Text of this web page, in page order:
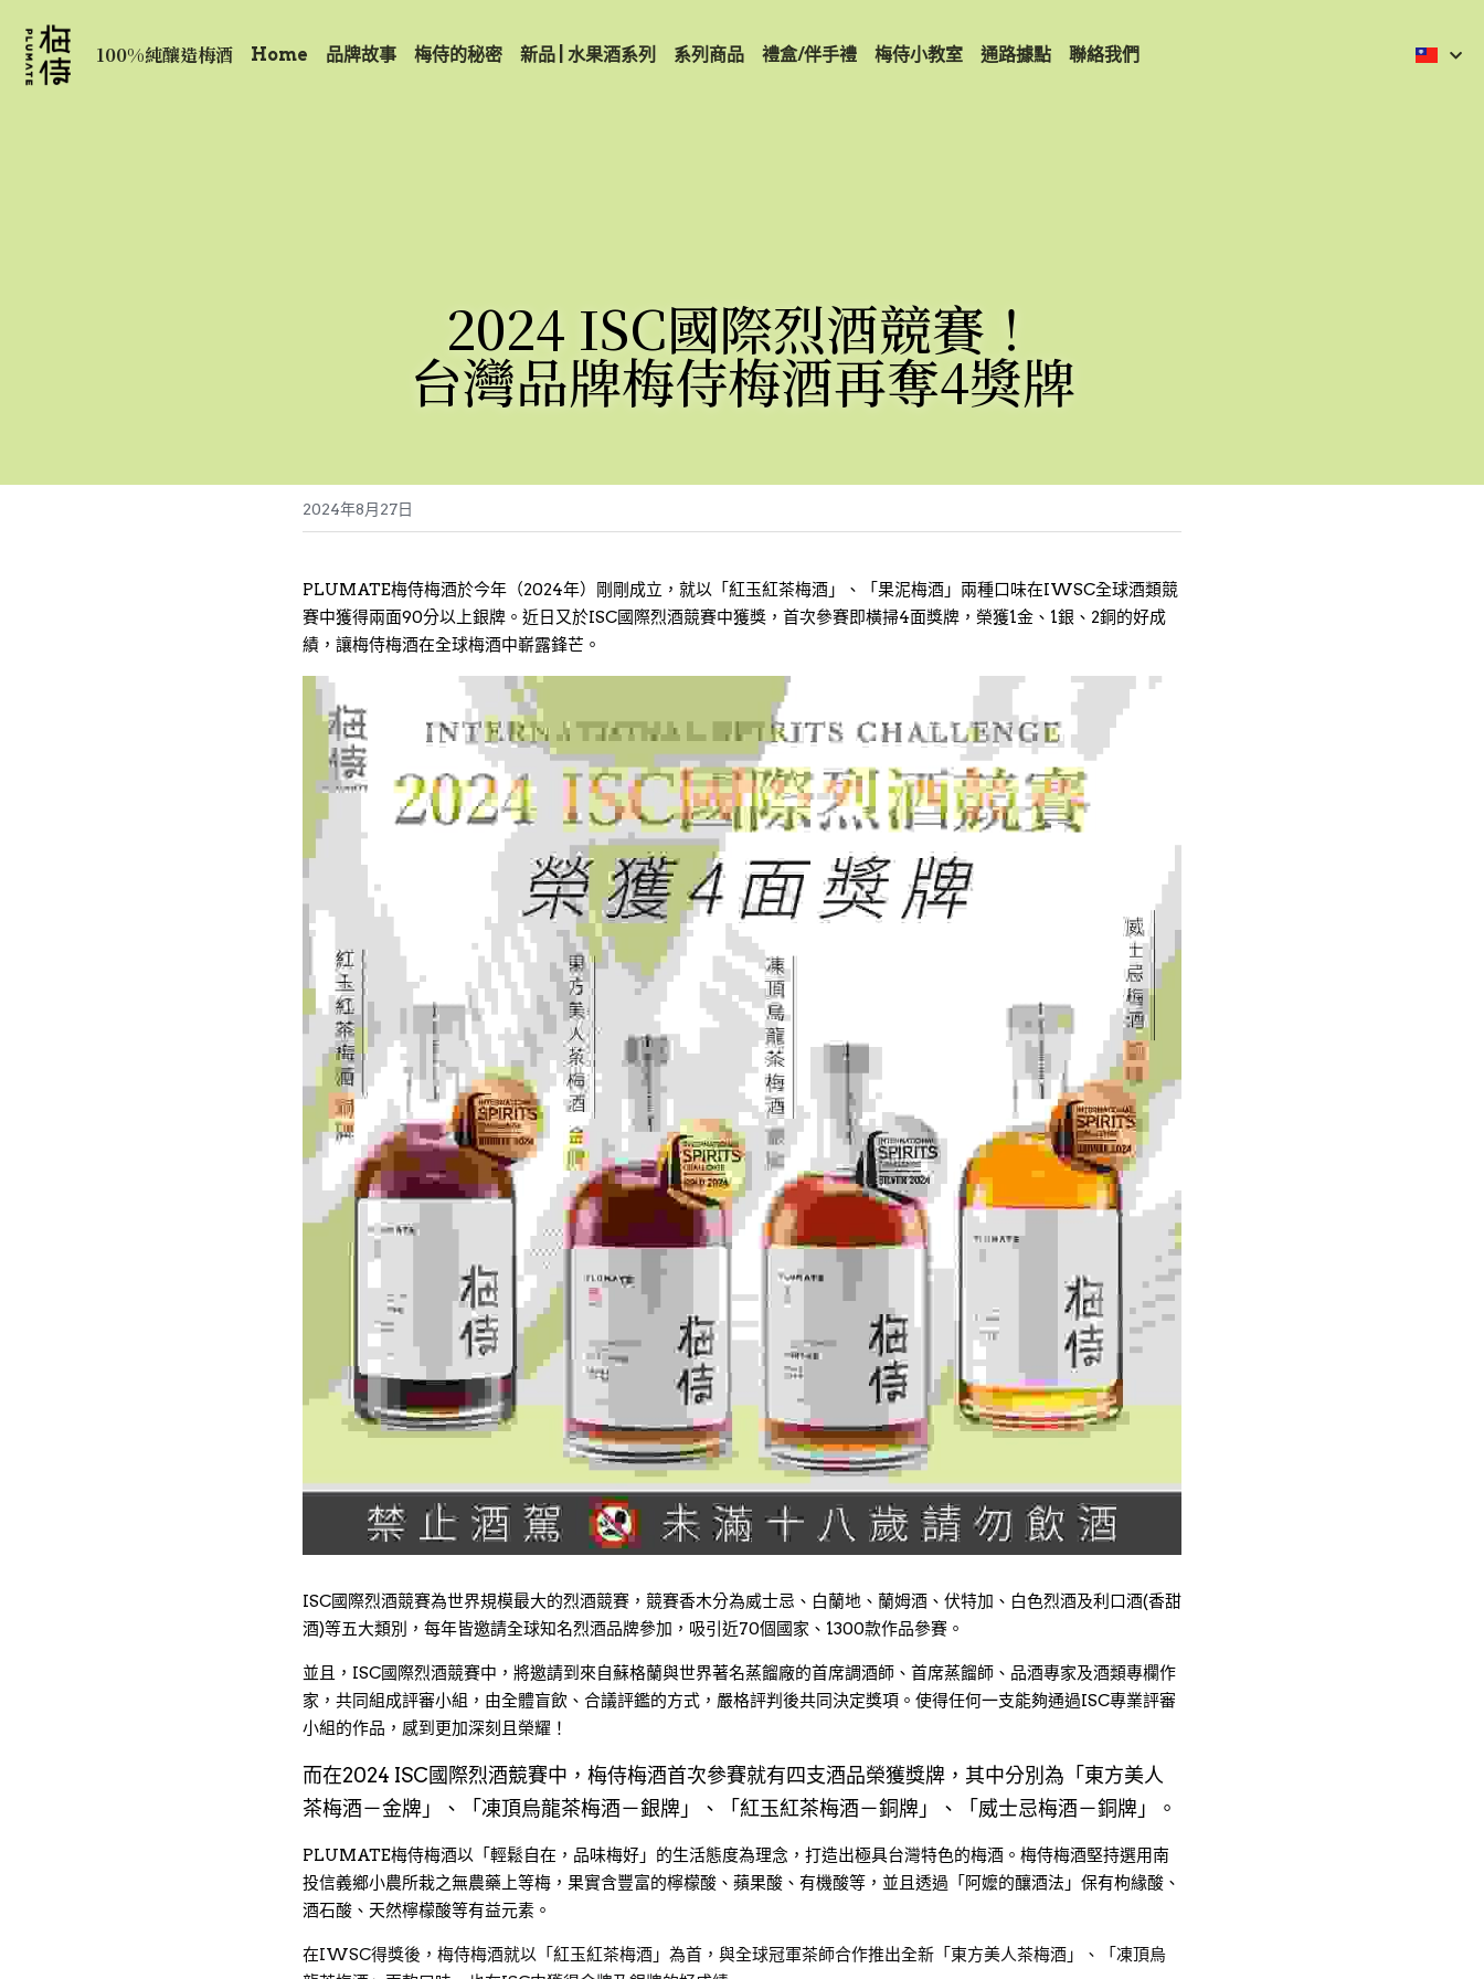
100%純釀造梅酒 Home 品牌故事 梅侍的秘密 新品 | 水果酒系列 系列商品 禮盒/伴手禮 梅侍小教室 通路據點 聯絡我們
2024 ISC國際烈酒競賽！
台灣品牌梅侍梅酒再奪4獎牌
2024年8月27日
PLUMATE梅侍梅酒於今年（2024年）剛剛成立，就以「紅玉紅茶梅酒」、「果泥梅酒」兩種口味在IWSC全球酒類競
賽中獲得兩面90分以上銀牌。近日又於ISC國際烈酒競賽中獲獎，首次參賽即橫掃4面獎牌，榮獲1金、1銀、2銅的好成
績，讓梅侍梅酒在全球梅酒中嶄露鋒芒。
ISC國際烈酒競賽為世界規模最大的烈酒競賽，競賽香木分為威士忌、白蘭地、蘭姆酒、伏特加、白色烈酒及利口酒(香甜
酒)等五大類別，每年皆邀請全球知名烈酒品牌參加，吸引近70個國家、1300款作品參賽。
並且，ISC國際烈酒競賽中，將邀請到來自蘇格蘭與世界著名蒸餾廠的首席調酒師、首席蒸餾師、品酒專家及酒類專欄作
家，共同組成評審小組，由全體盲飲、合議評鑑的方式，嚴格評判後共同決定獎項。使得任何一支能夠通過ISC專業評審
小組的作品，感到更加深刻且榮耀！
而在2024 ISC國際烈酒競賽中，梅侍梅酒首次參賽就有四支酒品榮獲獎牌，其中分別為「東方美人
茶梅酒－金牌」、「凍頂烏龍茶梅酒－銀牌」、「紅玉紅茶梅酒－銅牌」、「威士忌梅酒－銅牌」。
PLUMATE梅侍梅酒以「輕鬆自在，品味梅好」的生活態度為理念，打造出極具台灣特色的梅酒。梅侍梅酒堅持選用南
投信義鄉小農所栽之無農藥上等梅，果實含豐富的檸檬酸、蘋果酸、有機酸等，並且透過「阿嬤的釀酒法」保有枸緣酸、
酒石酸、天然檸檬酸等有益元素。
在IWSC得獎後，梅侍梅酒就以「紅玉紅茶梅酒」為首，與全球冠軍茶師合作推出全新「東方美人茶梅酒」、「凍頂烏